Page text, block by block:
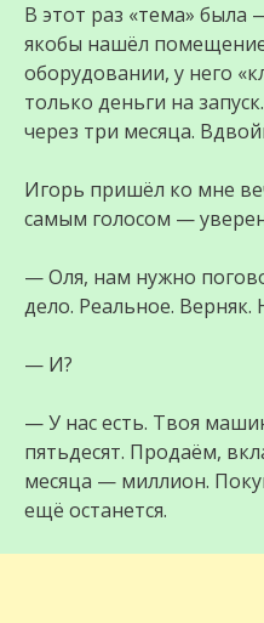
В этот раз «тема»
якобы нашёл
оборудовании, у него
только деньги на
через три месяца.
Игорь пришёл ко мне
самым голосом —
— Оля, нам нужно
дело. Реальное. Верняк.
— И?
— У нас есть. Твоя
пятьдесят. Продаём,
месяца — миллион.
ещё останется.